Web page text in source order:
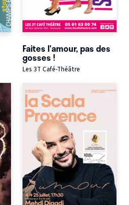
Faites l'amour, pas des
gosses !
Les 3T Café-Théâtre